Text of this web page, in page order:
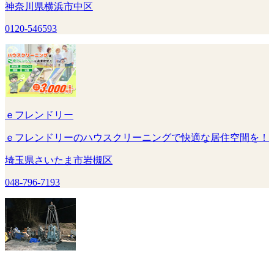
神奈川県横浜市中区
0120-546593
ｅフレンドリー
ｅフレンドリーのハウスクリーニングで快適な居住空間を！
埼玉県さいたま市岩槻区
048-796-7193